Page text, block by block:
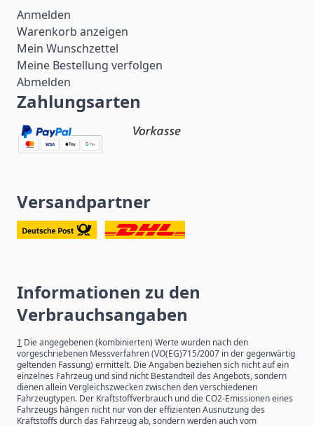
Anmelden
Warenkorb anzeigen
Mein Wunschzettel
Meine Bestellung verfolgen
Abmelden
Zahlungsarten
Versandpartner
Informationen zu den
Verbrauchsangaben
1 Die angegebenen (kombinierten) Werte wurden nach den
vorgeschriebenen Messverfahren (VO(EG)715/2007 in der gegenwärtig
geltenden Fassung) ermittelt. Die Angaben beziehen sich nicht auf ein
einzelnes Fahrzeug und sind nicht Bestandteil des Angebots, sondern
dienen allein Vergleichszwecken zwischen den verschiedenen
Fahrzeugtypen. Der Kraftstoffverbrauch und die CO2-Emissionen eines
Fahrzeugs hängen nicht nur von der effizienten Ausnutzung des
Kraftstoffs durch das Fahrzeug ab, sondern werden auch vom